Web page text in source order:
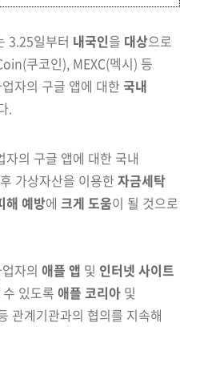
3.25일부터 내국인을 대상으로
(쿠코인), MEXC(멕시) 등
자의 구글 앱에 대한 국내
.
자의 구글 앱에 대한 국내
가상자산을 이용한 자금세탁
해 예방에 크게 도움이 될 것으로
자의 애플 앱 및 인터넷 사이트
있도록 애플 코리아 및
관계기관과의 협의를 지속해